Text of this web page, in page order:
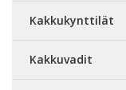
Kakkukynttilät
Kakkuvadit